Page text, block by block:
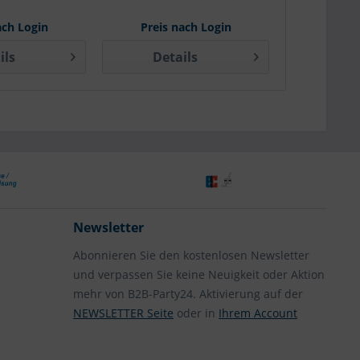
Login Preis nach Login
Details
Newsletter
Abonnieren Sie den kostenlosen Newsletter
und verpassen Sie keine Neuigkeit oder Aktion
mehr von B2B-Party24. Aktivierung auf der
NEWSLETTER Seite oder in Ihrem Account